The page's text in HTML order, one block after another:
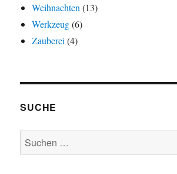
Weihnachten (13)
Werkzeug(6)
Zauberei (4)
SUCHE
Suchen
nach: